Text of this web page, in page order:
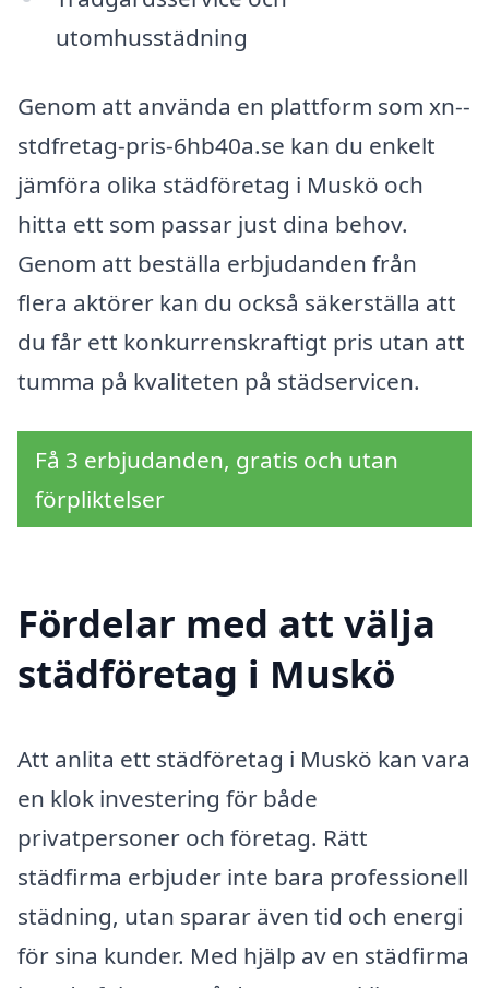
utomhusstädning
Genom att använda en plattform som xn--
stdfretag-pris-6hb40a.se kan du enkelt
jämföra olika städföretag i Muskö och
hitta ett som passar just dina behov.
Genom att beställa erbjudanden från
flera aktörer kan du också säkerställa att
du får ett konkurrenskraftigt pris utan att
tumma på kvaliteten på städservicen.
Få 3 erbjudanden, gratis och utan
förpliktelser
Fördelar med att välja
städföretag i Muskö
Att anlita ett städföretag i Muskö kan vara
en klok investering för både
privatpersoner och företag. Rätt
städfirma erbjuder inte bara professionell
städning, utan sparar även tid och energi
för sina kunder. Med hjälp av en städfirma